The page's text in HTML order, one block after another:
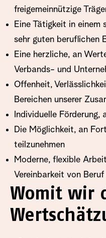
freigemeinnützige
Eine Tätigkeit in
sehr guten beruflichen
Eine herzliche, an
Verbands- und
Offenheit,
Bereichen unserer
Individuelle Förderung,
Die Möglichkeit, an
teilzunehmen
Moderne, flexible
Vereinbarkeit von
Womit wir